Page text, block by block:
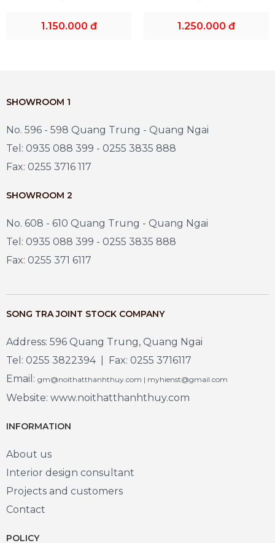
1.150.000 đ 1.250.000 đ
SHOWROOM 1
No. 596 - 598 Quang Trung - Quang Ngai
Tel: 0935 088 399 - 0255 3835 888
Fax: 0255 3716 117
SHOWROOM 2
No. 608 - 610 Quang Trung - Quang Ngai
Tel: 0935 088 399 - 0255 3835 888
Fax: 0255 371 6117
SONG TRA JOINT STOCK COMPANY
Address: 596 Quang Trung, Quang Ngai
Tel: 0255 3822394 | Fax: 0255 3716117
Email: gm@noithatthanhthuy.com | myhienst@gmail.com
Website: www.noithatthanhthuy.com
INFORMATION
About us
Interior design consultant
Projects and customers
Contact
POLICY